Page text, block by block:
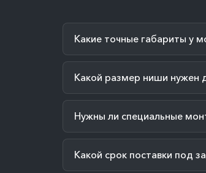
Какие точные габариты у
Какой размер ниши нужен
Нужны ли специальные
Какой срок поставки под